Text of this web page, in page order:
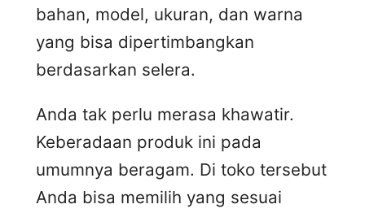
bahan, model, ukuran, dan warna
yang bisa dipertimbangkan
berdasarkan selera.
Anda tak perlu merasa khawatir.
Keberadaan produk ini pada
umumnya beragam. Di toko tersebut
Anda bisa memilih yang sesuai